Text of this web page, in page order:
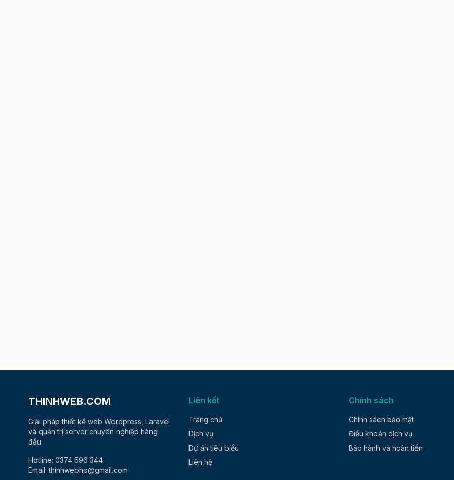
THINHWEB.COM
Giải pháp thiết kế web Wordpress, Laravel
và quản trị server chuyên nghiệp hàng
đầu.
Hotline: 0374 596 344
Email: thinhwebhp@gmail.com
Liên kết
Trang chủ
Dịch vụ
Dự án tiêu biểu
Liên hệ
Chính sách
Chính sách bảo mật
Điều khoản dịch vụ
Bảo hành và hoàn tiền